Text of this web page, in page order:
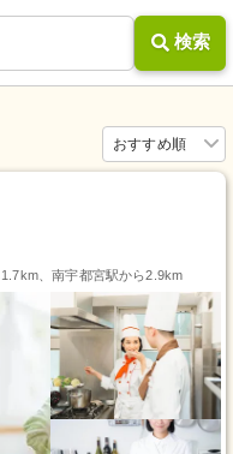
検索
おすすめ順
、南宇都宮駅から2.9km